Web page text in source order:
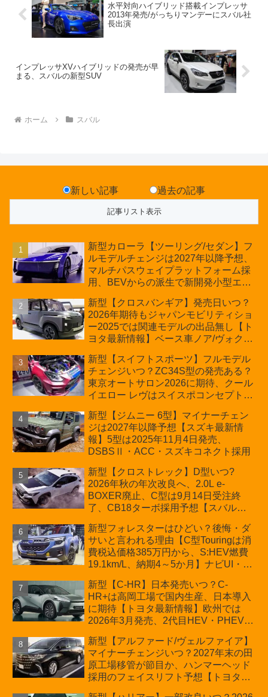
水平対向ハイブリッド搭載インプレッサ
2013年発売/がっちりマンデーにスバル社
長出演
インプレッサXVハイブリッドの発売が早
まる、スバルの新型SUV
ホーム スバル
新しい記事 過去の記事
新型カローラ【ツーリング/セダン】フ
ルモデルチェンジは2027年以降予想、
マルチパスウェイプラットフォーム採
用、BEVからの派生で新開発小型エン
の採用は無しか【トヨタ最新情報】60
周年記念車発売
新型【クロスバンギア】発売日いつ？
2026年期待もジャパンモビリティショ
ー2025では関連モデルの出品無し【ト
ヨタ最新情報】ベース車ノア/ヴォクシ
ほか「コア」と「ツール」、デリカ
D:5対抗のクロスオーバーSUVミニバ
ン
新型【スイフトスポーツ】フルモデル
チェンジいつ？ZC34S型の発売ある？
東京オートサロン2026に期待、クール
イエロー レヴはスイスポコンセプト
プが争点【スズキ最新情報】特別仕様
車「ZC33S Final Edition」終了
新型【ジムニー 6型】マイナーチェン
ジは2027年以降予想【スズキ最新情
報】5型は2025年11月4日発売、
DSBSⅡ・ACC・スズキコネクト採用
新型【クロストレック】D型いつ?
2026年秋の年次改良へ、2.0L e-
BOXER廃止、C型は9月14日受注終
了、CB18ターボ採用予想【スバル最
新型フォレスターはひどい？後悔・ダ
サいと言われる理由【C型Touringは消
費税込価格385万円から、S:HEV燃費
19.1km/L、納期4～5か月】ナビUI・冬
カーオブザイヤーとJNCAP大賞受賞後
も残る注意点
新型【C-HR】日本発売いつ？C-
HR+は高岡工場で国内生産、日本導入
に期待【トヨタ最新情報】欧州では
2026年3月発売、2代目HEV・PHEVは
新型【アルファード/ヴェルファイア】
マイナーチェンジいつ？2027年末の田
原工場移管が節目か、ハンマーヘッド
採用のフェイスリフト予想【トヨタ最